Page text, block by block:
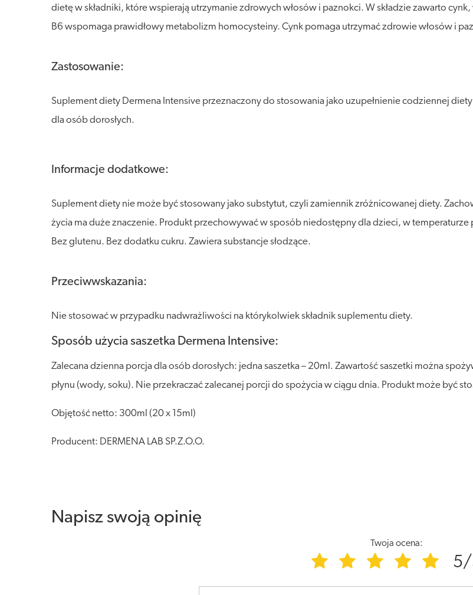
dietę w składniki, które wspierają utrzymanie zdrowych włosów i paznokci. W składzie zawarto
B6 wspomaga prawidłowy metabolizm homocysteiny. Cynk pomaga utrzymać zdrowie włosów i
Zastosowanie:
Suplement diety Dermena Intensive przeznaczony do stosowania jako uzupełnienie codziennej
dla osób dorosłych.
Informacje dodatkowe:
Suplement diety nie może być stosowany jako substytut, czyli zamiennik zróżnicowanej diety.
życia ma duże znaczenie. Produkt przechowywać w sposób niedostępny dla dzieci, w
Bez glutenu. Bez dodatku cukru. Zawiera substancje słodzące.
Przeciwwskazania:
Nie stosować w przypadku nadwrażliwości na którykolwiek składnik suplementu diety.
Sposób użycia saszetka Dermena Intensive:
Zalecana dzienna porcja dla osób dorosłych: jedna saszetka – 20ml. Zawartość saszetki można
płynu (wody, soku). Nie przekraczać zalecanej porcji do spożycia w ciągu dnia. Produkt może być
Objętość netto: 300ml (20 x 15ml)
Producent: DERMENA LAB SP.Z.O.O.
Napisz swoją opinię
Twoja ocena: